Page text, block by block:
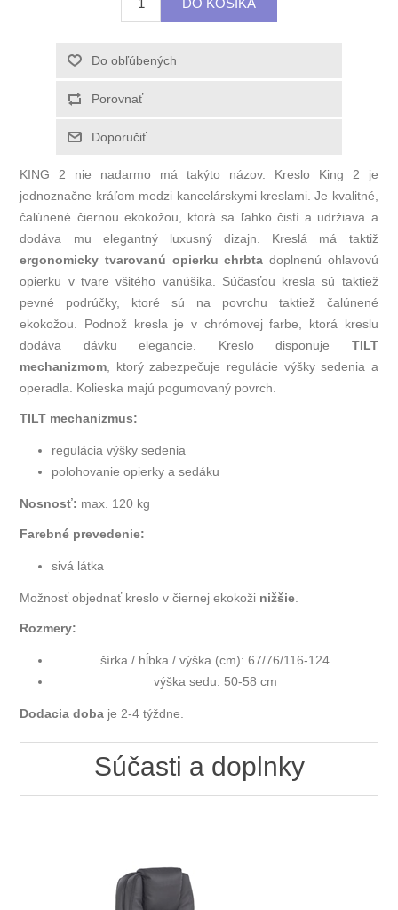
KING 2 nie nadarmo má takýto názov. Kreslo King 2 je
jednoznačne kráľom medzi kancelárskymi kreslami. Je kvalitné,
čalúnené čiernou ekokožou, ktorá sa ľahko čistí a udržiava a
dodáva mu elegantný luxusný dizajn. Kreslá má taktiž
ergonomicky tvarovanú opierku chrbta doplnenú ohlavovú
opierku v tvare všitého vanúšika. Súčasťou kresla sú taktiež
pevné podrúčky, ktoré sú na povrchu taktiež čalúnené
ekokožou. Podnož kresla je v chrómovej farbe, ktorá kreslu
dodáva dávku elegancie. Kreslo disponuje TILT
mechanizmom, ktorý zabezpečuje regulácie výšky sedenia a
operadla. Kolieska majú pogumovaný povrch.
TILT mechanizmus:
regulácia výšky sedenia
polohovanie opierky a sedáku
Nosnosť: max. 120 kg
Farebné prevedenie:
sivá látka
Možnosť objednať kreslo v čiernej ekokoži nižšie.
Rozmery:
šírka / hĺbka / výška (cm): 67/76/116-124
výška sedu: 50-58 cm
Dodacia doba je 2-4 týždne.
Súčasti a doplnky